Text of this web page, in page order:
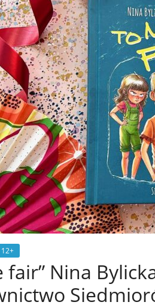
fair” Nina